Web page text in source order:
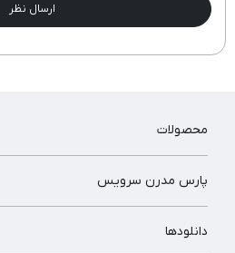
ارسال نظر
محصولات
پارس مدرن سرویس
دانلودها